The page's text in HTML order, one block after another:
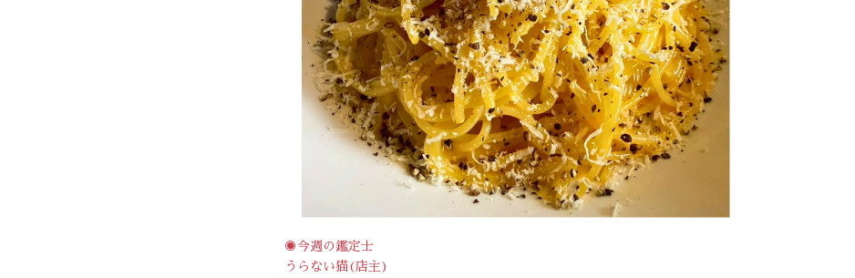
◉今週の鑑定士
うらない猫(店主)